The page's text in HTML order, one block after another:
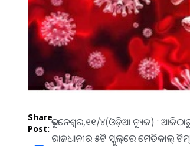
Share
Post:
ଭୁବନେଶ୍ଵର,୧୧/୪(ଓଡ଼ିଆ ନ୍ୟୁଜ) : ଆଜିଠାରୁ
ରାଜଧାନୀର ୫ଟି ସ୍କୁଲ୍‌ରେ ମେଡିକାଲ୍ ଟିମ୍